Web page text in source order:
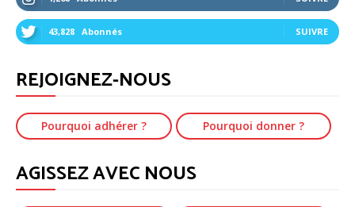
43,828 Abonnés SUIVRE
REJOIGNEZ-NOUS
Pourquoi adhérer ? Pourquoi donner ?
AGISSEZ AVEC NOUS